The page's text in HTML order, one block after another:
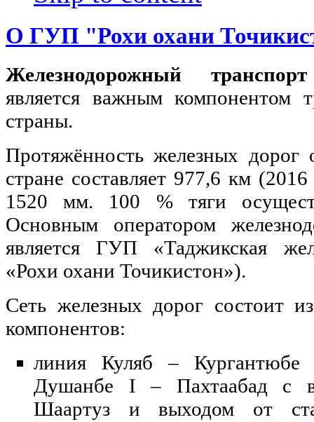
О ГУП "Рохи охани
Железнодорожный
является важным компонентом
страны.
Протяжённость железных дорог
стране составляет 977,6 км
1520 мм. 100 % тяги
Основным оператором
является ГУП «Таджикская
«Рохи охани Точикистон»).
Сеть железных дорог состоит
компонентов:
линия Куляб –
Душанбе I – Пахтаабад с
Шаартуз и выходом от